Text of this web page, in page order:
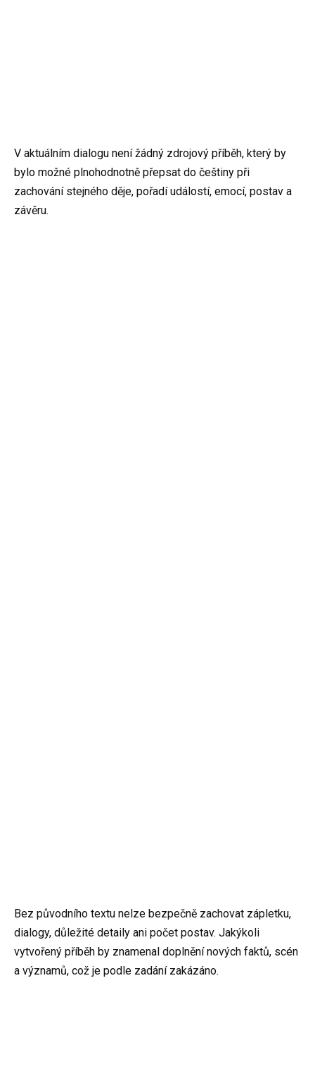
V aktuálním dialogu není žádný zdrojový příběh, který by
bylo možné plnohodnotně přepsat do češtiny při
zachování stejného děje, pořadí událostí, emocí, postav a
závěru.
Bez původního textu nelze bezpečně zachovat zápletku,
dialogy, důležité detaily ani počet postav. Jakýkoli
vytvořený příběh by znamenal doplnění nových faktů, scén
a významů, což je podle zadání zakázáno.